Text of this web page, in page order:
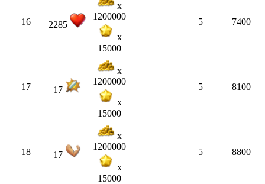
16 2285
x
1200000
x
15000
5 7400
17 17
x
1200000
x
15000
5 8100
18 17
x
1200000
x
15000
5 8800